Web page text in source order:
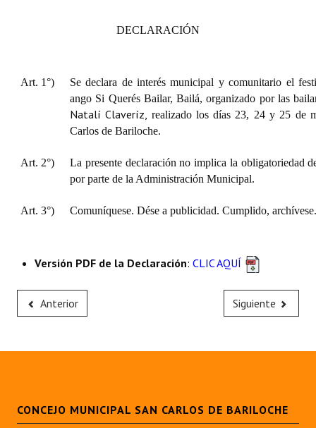
DECLARACIÓN
Art. 1°) Se declara de interés municipal y comunitario el
ango Si Querés Bailar, Bailá, organizado por las
Natalí Claveríz, realizado los días 23, 24 y 25 de
Carlos de Bariloche.
Art. 2°)
La presente declaración no implica la obligatoriedad
por parte de la Administración Municipal.
Art. 3°) Comuníquese. Dése a publicidad. Cumplido, archívese.
Versión PDF de la Declaración: CLIC AQUÍ
Anterior Siguiente
CONCEJO MUNICIPAL SAN CARLOS DE BARILOCHE